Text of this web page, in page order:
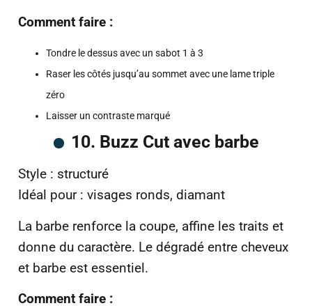
Comment faire :
Tondre le dessus avec un sabot 1 à 3
Raser les côtés jusqu’au sommet avec une lame triple
zéro
Laisser un contraste marqué
10. Buzz Cut avec barbe
Style : structuré
Idéal pour : visages ronds, diamant
La barbe renforce la coupe, affine les traits et
donne du caractère. Le dégradé entre cheveux
et barbe est essentiel.
Comment faire :